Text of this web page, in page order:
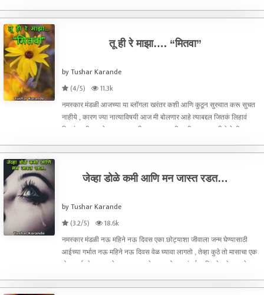
तू ही रे माझा…. “मितवा”
by Tushar Karande
(4/5)
11.3k
नमस्कार मंडळी आजच्या या ब्लॉगला खरंतर कशी आणि कुठून सुरुवात करू सुचत
नाहीये , कारण ज्या नात्याविषयी आज मी बोलणार आहे त्याबद्दल जितकं लिहावं
तितकं कमीच आहे… या नात्याची सुरुवात नक्की कधी पासून झाली हे देखील मला
जेव्हा डोळे कमी आणि मन जास्त रडत…
by Tushar Karande
(3.2/5)
18.6k
नमस्कार मंडळी नऊ महिने नऊ दिवस एका छोट्याशा जीवाला जन्म घेण्यासाठी
आईच्या गर्भात नऊ महिने नऊ दिवस वेळ घ्यावा लागतो , तेव्हा कुठे तो मासाचा एक
गोळा पूर्णपणे आकार घेऊन जन्माला येत असतो. या संपूर्ण प्रक्रियेमध्ये बाळाचे